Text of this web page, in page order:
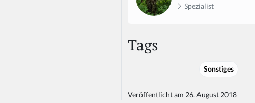
Spezialist
Tags
Sonstiges
Veröffentlicht am 26. August 2018